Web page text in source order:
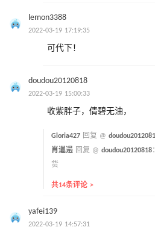
lemon3388
2022-03-19 17:19:35
可代下！
doudou20120818
2022-03-19 15:00:33
收紫胖子，倩碧无油，
Gloria427 回复 @
肖邋遢 回复 @ doudou20120818
货
共14条评论 >
yafei139
2022-03-19 14:57:31